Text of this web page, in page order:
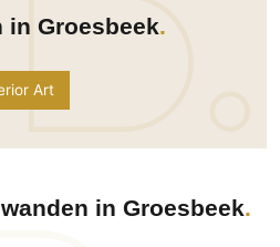
in Groesbeek
Art
in Groesbeek